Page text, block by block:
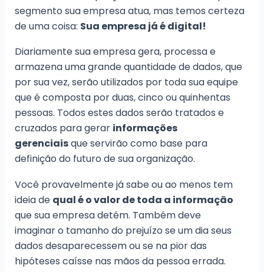
segmento sua empresa atua, mas temos certeza
de uma coisa: Sua empresa já é digital!
Diariamente sua empresa gera, processa e
armazena uma grande quantidade de dados, que
por sua vez, serão utilizados por toda sua equipe
que é composta por duas, cinco ou quinhentas
pessoas. Todos estes dados serão tratados e
cruzados para gerar informações
gerenciaisque servirão como base para
definição do futuro de sua organização.
Você provavelmente já sabe ou ao menos tem
ideia de qual é o valor de toda a informação
que sua empresa detém. Também deve
imaginar o tamanho do prejuízo se um dia seus
dados desaparecessem ou se na pior das
hipóteses caísse nas mãos da pessoa errada.